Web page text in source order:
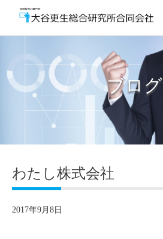
ブログ
わたし株式会社
2017年9月8日